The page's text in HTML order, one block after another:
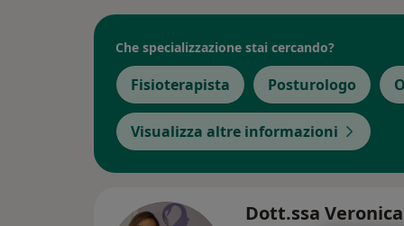
Che specializzazione stai cercando?
Fisioterapista Posturologo
Visualizza altre informazioni
Dott.ssa Veronica